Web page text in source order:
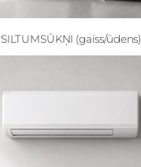
SILTUMSŪKŅI (gaiss/ūdens)